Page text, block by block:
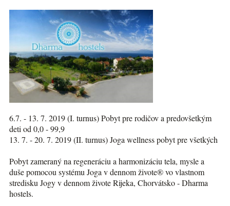
6.7. - 13. 7. 2019 (I. turnus) Pobyt pre rodičov a predovšetkým
deti od 0,0 - 99,9
13. 7. - 20. 7. 2019 (II. turnus) Joga wellness pobyt pre všetkých
Pobyt zameraný na regeneráciu a harmonizáciu tela, mysle a
duše pomocou systému Joga v dennom živote® vo vlastnom
stredisku Jogy v dennom živote Rijeka, Chorvátsko - Dharma
hostels.